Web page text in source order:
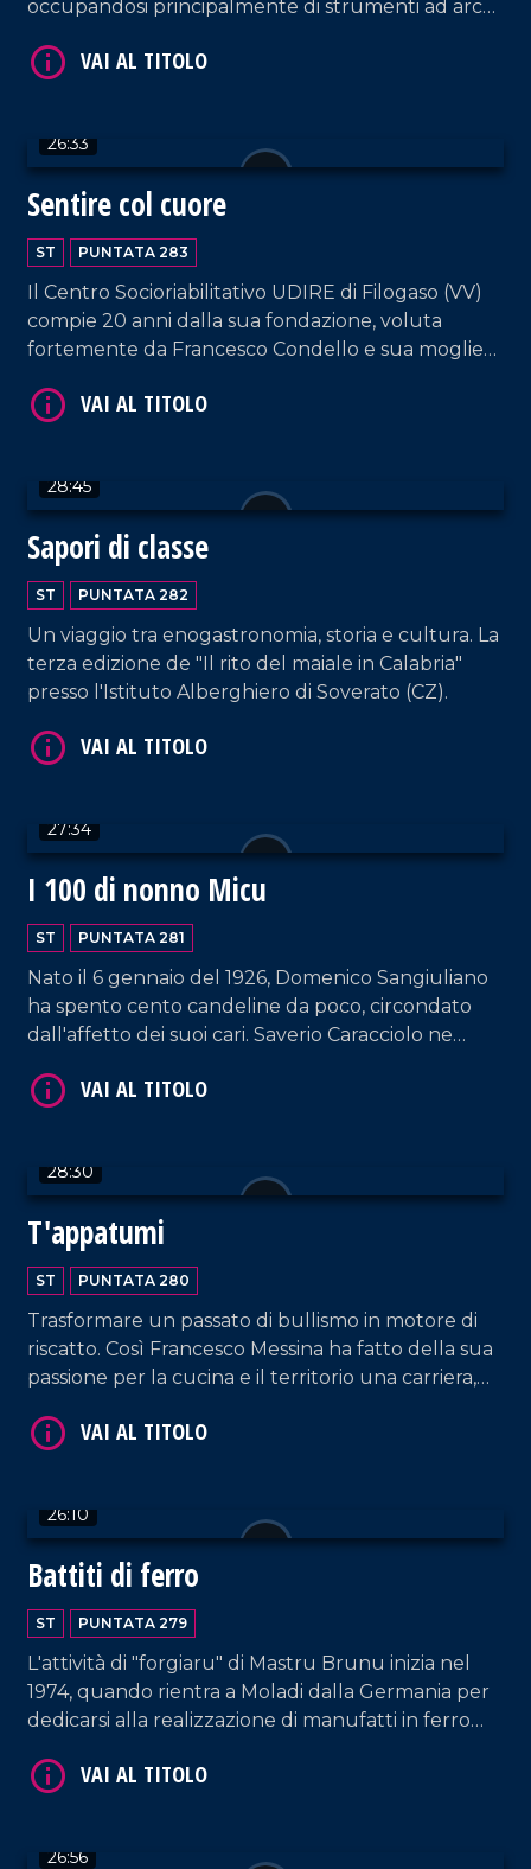
occupandosi principalmente di strumenti ad arco
ricerca sulla Lira calabrese.
26:33
Sentire col cuore
ST PUNTATA 283
Il Centro Socioriabilitativo UDIRE di Filogaso (VV)
compie 20 anni dalla sua fondazione, voluta
fortemente da Francesco Condello e sua moglie
28:45
Sapori di classe
ST PUNTATA 282
Un viaggio tra enogastronomia, storia e cultura. La
terza edizione de "Il rito del maiale in Calabria"
presso l'Istituto Alberghiero di Soverato (CZ).
27:34
I 100 di nonno Micu
ST PUNTATA 281
Nato il 6 gennaio del 1926, Domenico Sangiuliano
ha spento cento candeline da poco, circondato
dall'affetto dei suoi cari. Saverio Caracciolo ne
puntata.
28:30
T'appatumi
ST PUNTATA 280
Trasformare un passato di bullismo in motore di
riscatto. Così Francesco Messina ha fatto della sua
passione per la cucina e il territorio una carriera,
dai confini regionali, grazie ai suoi contenuti social
26:10
Battiti di ferro
ST PUNTATA 279
L'attività di "forgiaru" di Mastru Brunu inizia nel
1974, quando rientra a Moladi dalla Germania per
dedicarsi alla realizzazione di manufatti in ferro
26:56
VAI AL TITOLO
VAI AL TITOLO
VAI AL TITOLO
VAI AL TITOLO
VAI AL TITOLO